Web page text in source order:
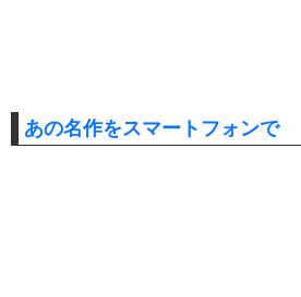
あの名作をスマートフォンで